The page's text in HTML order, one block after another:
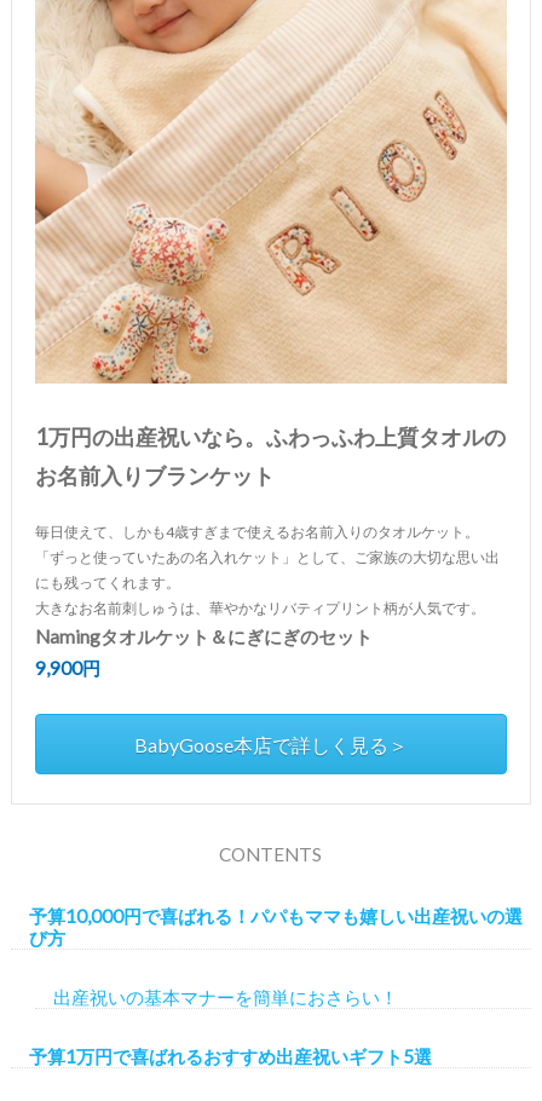
1万円の出産祝いなら。ふわっふわ上質タオルの
お名前入りブランケット
毎日使えて、しかも4歳すぎまで使えるお名前入りのタオルケット。
「ずっと使っていたあの名入れケット」として、ご家族の大切な思い出
にも残ってくれます。
大きなお名前刺しゅうは、華やかなリバティプリント柄が人気です。
Namingタオルケット＆にぎにぎのセット
9,900円
BabyGoose本店で詳しく見る＞
CONTENTS
予算10,000円で喜ばれる！パパもママも嬉しい出産祝いの選
び方
出産祝いの基本マナーを簡単におさらい！
予算1万円で喜ばれるおすすめ出産祝いギフト5選